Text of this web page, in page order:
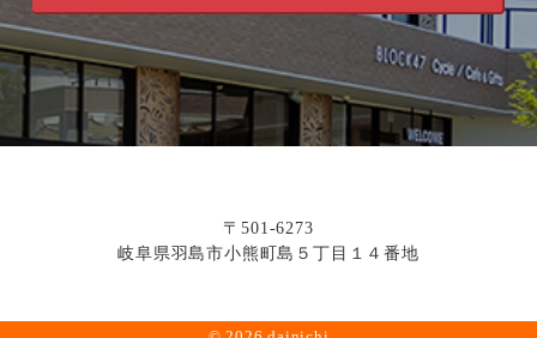
〒501-6273
岐阜県羽島市小熊町島５丁目１４番地